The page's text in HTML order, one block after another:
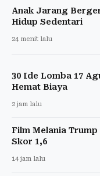
Anak Jarang
Hidup Sedentari
24 menit lalu
30 Ide Lomba 17
Hemat Biaya
2 jam lalu
Film Melania
Skor 1,6
14 jam lalu